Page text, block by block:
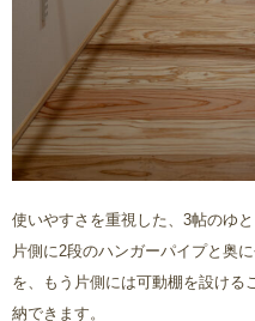
使いやすさを重視した、3帖のゆ
片側に2段のハンガーパイプと奥
を、もう片側には可動棚を設ける
納できます。